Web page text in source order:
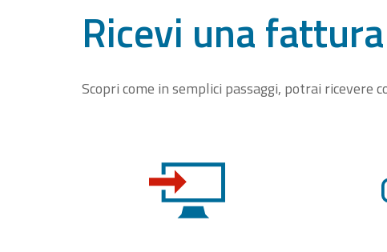
Ricevi una fattura
Scopri come in semplici passaggi, potrai